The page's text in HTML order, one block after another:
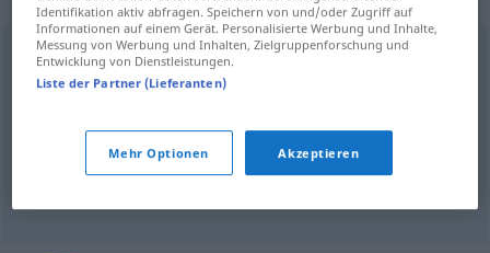
tomba -a
Megalithgrabn
una tomba
Identifikation aktiv abfragen. Speichern von und/oder Zugriff auf
Informationen auf einem Gerät. Personalisierte Werbung und Inhalte,
Messung von Werbung und Inhalten, Zielgruppenforschung und
Entwicklung von Dienstleistungen.
Liste der Partner (Lieferanten)
Mehr Optionen Akzeptieren